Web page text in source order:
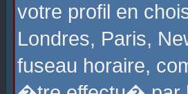
votre profil en
Londres, Paris,
fuseau horaire,